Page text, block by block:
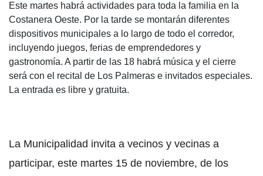
Este martes habrá actividades para toda la familia en la
Costanera Oeste. Por la tarde se montarán diferentes
dispositivos municipales a lo largo de todo el corredor,
incluyendo juegos, ferias de emprendedores y
gastronomía. A partir de las 18 habrá música y el cierre
será con el recital de Los Palmeras e invitados especiales.
La entrada es libre y gratuita.
La Municipalidad invita a vecinos y vecinas a
participar, este martes 15 de noviembre, de los